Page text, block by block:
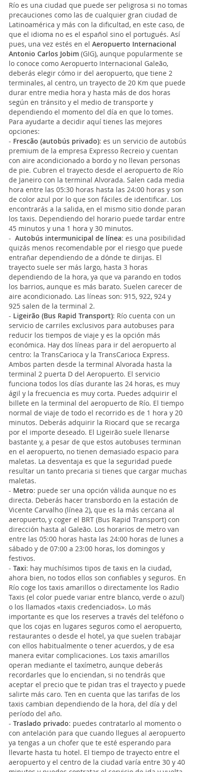
Río es una ciudad que puede ser peligrosa si no tomas
precauciones como las de cualquier gran ciudad de
Latinoamérica y más con la dificultad, en este caso, de
que el idioma no es el español sino el portugués. Así
pues, una vez estés en el Aeropuerto Internacional
Antonio Carlos Jobim (GIG), aunque popularmente se
lo conoce como Aeropuerto Internacional Galeão,
deberás elegir cómo ir del aeropuerto, que tiene 2
terminales, al centro, un trayecto de 20 Km que puede
durar entre media hora y hasta más de dos horas
según en tránsito y el medio de transporte y
dependiendo el momento del día en que lo tomes.
Para ayudarte a decidir aquí tienes las mejores
opciones:
- Frescão (autobús privado): es un servicio de autobús
premium de la empresa Expresso Recreio y cuentan
con aire acondicionado a bordo y no llevan personas
de pie. Cubren el trayecto desde el aeropuerto de Río
de Janeiro con la terminal Alvorada. Salen cada media
hora entre las 05:30 horas hasta las 24:00 horas y son
de color azul por lo que son fáciles de identificar. Los
encontrarás a la salida, en el mismo sitio donde paran
los taxis. Dependiendo del horario puede tardar entre
45 minutos y una 1 hora y 30 minutos.
- Autobús intermunicipal de línea: es una posibilidad
quizás menos recomendable por el riesgo que puede
entrañar dependiendo de a dónde te dirijas. El
trayecto suele ser más largo, hasta 3 horas
dependiendo de la hora, ya que va parando en todos
los barrios, aunque es más barato. Suelen carecer de
aire acondicionado. Las líneas son: 915, 922, 924 y
925 salen de la terminal 2.
- Ligeirão (Bus Rapid Transport): Río cuenta con un
servicio de carriles exclusivos para autobuses para
reducir los tiempos de viaje y es la opción más
económica. Hay dos líneas para ir del aeropuerto al
centro: la TransCarioca y la TransCarioca Express.
Ambos parten desde la terminal Alvorada hasta la
terminal 2 puerta D del Aeropuerto. El servicio
funciona todos los días durante las 24 horas, es muy
ágil y la frecuencia es muy corta. Puedes adquirir el
billete en la terminal del aeropuerto de Río. El tiempo
normal de viaje de todo el recorrido es de 1 hora y 20
minutos. Deberás adquirir la Riocard que se recarga
por el importe deseado. El Ligeirão suele llenarse
bastante y, a pesar de que estos autobuses terminan
en el aeropuerto, no tienen demasiado espacio para
maletas. La desventaja es que la seguridad puede
resultar un tanto precaria si tienes que cargar muchas
maletas.
- Metro: puede ser una opción válida aunque no es
directa. Deberás hacer transbordo en la estación de
Vicente Carvalho (línea 2), que es la más cercana al
aeropuerto, y coger el BRT (Bus Rapid Transport) con
dirección hasta al Galeão. Los horarios de metro van
entre las 05:00 horas hasta las 24:00 horas de lunes a
sábado y de 07:00 a 23:00 horas, los domingos y
festivos.
- Taxi: hay muchísimos tipos de taxis en la ciudad,
ahora bien, no todos ellos son confiables y seguros. En
Río coge los taxis amarillos o directamente los Radio
Taxis (el color puede variar entre blanco, verde o azul)
o los llamados «taxis credenciados». Lo más
importante es que los reserves a través del teléfono o
que los cojas en lugares seguros como el aeropuerto,
restaurantes o desde el hotel, ya que suelen trabajar
con ellos habitualmente o tener acuerdos, y de esa
manera evitar complicaciones. Los taxis amarillos
operan mediante el taxímetro, aunque deberás
recordarles que lo enciendan, si no tendrás que
aceptar el precio que te pidan tras el trayecto y puede
salirte más caro. Ten en cuenta que las tarifas de los
taxis cambian dependiendo de la hora, del día y del
período del año.
- Traslado privado: puedes contratarlo al momento o
con antelación para que cuando llegues al aeropuerto
ya tengas a un chofer que te esté esperando para
llevarte hasta tu hotel. El tiempo de trayecto entre el
aeropuerto y el centro de la ciudad varía entre 30 y 40